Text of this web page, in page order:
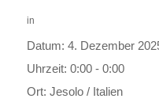
in
Datum: 4. Dezember
Uhrzeit: 0:00 - 0:00
Ort: Jesolo / Italien